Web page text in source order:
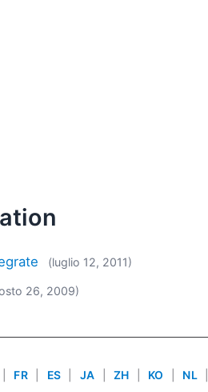
(luglio 12, 2011)
26, 2009)
FR ES JA ZH KO NL